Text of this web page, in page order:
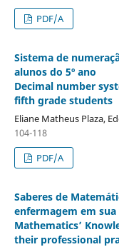
PDF/A
Sistema de
alunos do 5º ano
Decimal number
fifth grade students
Eliane Matheus Plaza,
104-118
PDF/A
Saberes de
enfermagem em
Mathematics’
their professional